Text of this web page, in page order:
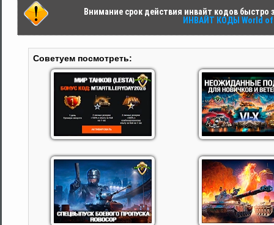
Внимание срок действия инвайт кодов быстро
ИНВАЙТ КОДЫ World
Советуем посмотреть: